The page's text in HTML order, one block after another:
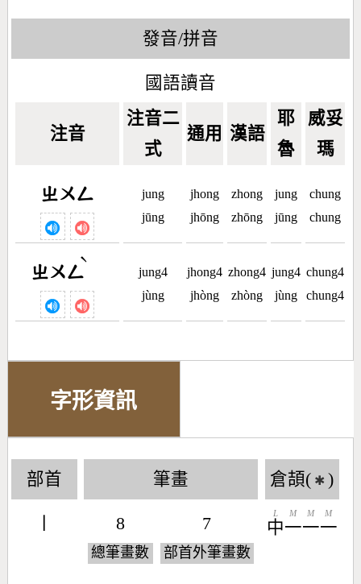
發音/拼音
國語讀音
注音
注音二
式
通用 漢語
耶
魯
威妥
瑪
ㄓㄨㄥ
jung
jūng
jhong
jhōng
zhong
zhōng
jung
jūng
chung
chung
ㄓㄨㄥ
ˋ
jung4
jùng
jhong4
jhòng
zhong4
zhòng
jung4
jùng
chung4
chung4
字形資訊
部首 筆畫
8
總筆畫數
7
部首外筆畫數
倉頡( ✱ )
中
L
一
M
一
M
一
M